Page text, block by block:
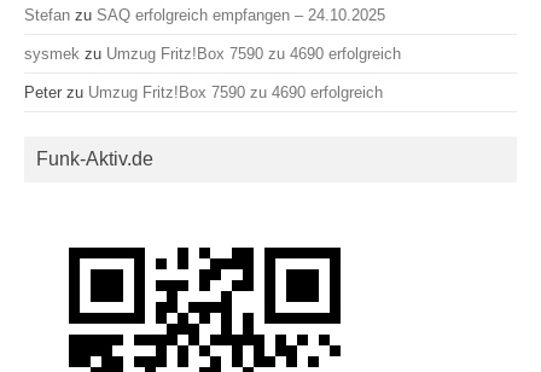
Stefan zu SAQ erfolgreich empfangen – 24.10.2025
sysmek zu Umzug Fritz!Box 7590 zu 4690 erfolgreich
Peter zu Umzug Fritz!Box 7590 zu 4690 erfolgreich
Funk-Aktiv.de